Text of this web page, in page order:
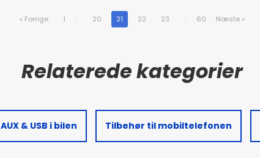
« Forrige 1 .. 20 21 22 23 .. 60 Næste »
AUX & USB i bilen Tilbehør til mobiltelefonen